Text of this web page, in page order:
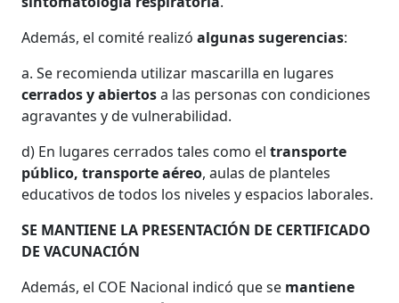
Además, el comité realizóalgunas sugerencias:
a. Se recomienda utilizar mascarilla en lugares
cerrados y abiertosa las personas con condiciones
agravantes y de vulnerabilidad.
d) En lugares cerrados tales como eltransporte
público, transporte aéreo, aulas de planteles
educativos de todos los niveles y espacios laborales.
SE MANTIENE LA PRESENTACIÓN DE CERTIFICADO
DE VACUNACIÓN
Además, el COE Nacional indicó que se mantiene